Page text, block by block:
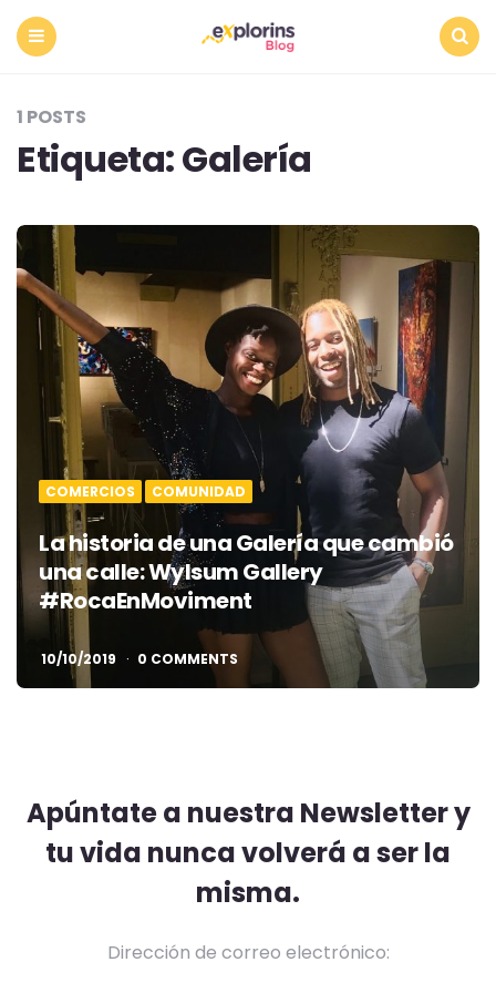
1 POSTS
Etiqueta:Galería
COMERCIOS COMUNIDAD
La historia de una Galería que cambió
una calle: Wylsum Gallery
#RocaEnMoviment
10/10/2019 0 COMMENTS
Apúntate a nuestra Newsletter y
tu vida nunca volverá a ser la
misma.
Dirección de correo electrónico: